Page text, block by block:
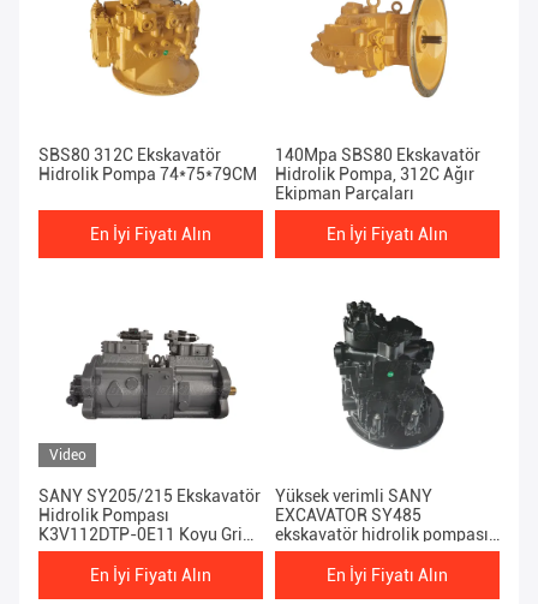
SBS80 312C Ekskavatör
Hidrolik Pompa 74*75*79CM
En İyi Fiyatı Alın
140Mpa SBS80 Ekskavatör
Hidrolik Pompa, 312C Ağır
Ekipman Parçaları
En İyi Fiyatı Alın
Video
SANY SY205/215 Ekskavatör
Hidrolik Pompası
K3V112DTP-0E11 Koyu Gri
20 ~ 22 Ton
En İyi Fiyatı Alın
Yüksek verimli SANY
EXCAVATOR SY485
ekskavatör hidrolik pompası
için kullanılan DEKA
K5V212DPH-OE81
En İyi Fiyatı Alın